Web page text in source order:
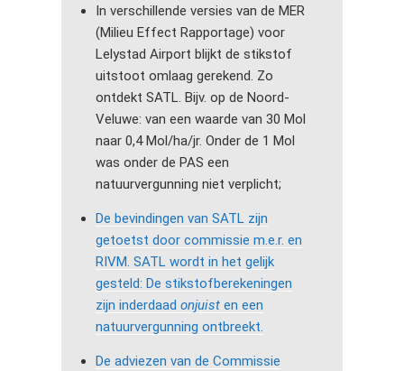
In verschillende versies van de MER
(Milieu Effect Rapportage) voor
Lelystad Airport blijkt de stikstof
uitstoot omlaag gerekend. Zo
ontdekt SATL. Bijv. op de Noord-
Veluwe: van een waarde van 30 Mol
naar 0,4 Mol/ha/jr. Onder de 1 Mol
was onder de PAS een
natuurvergunning niet verplicht;
De bevindingen van SATL zijn
getoetst door commissie m.e.r. en
RIVM. SATL wordt in het gelijk
gesteld: De stikstofberekeningen
zijn inderdaad onjuist en een
natuurvergunning ontbreekt.
De adviezen van de Commissie